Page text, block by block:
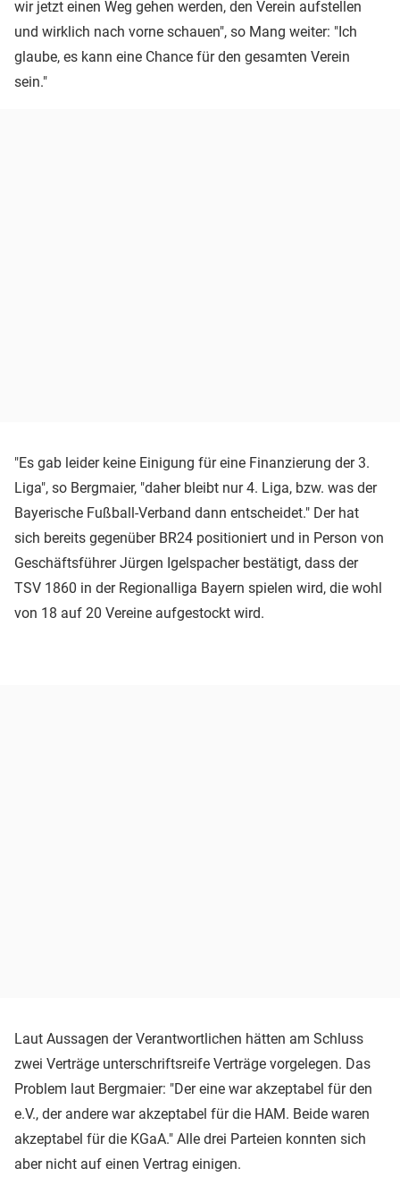
wir jetzt einen Weg gehen werden, den Verein aufstellen
und wirklich nach vorne schauen", so Mang weiter: "Ich
glaube, es kann eine Chance für den gesamten Verein
sein."
"Es gab leider keine Einigung für eine Finanzierung der 3.
Liga", so Bergmaier, "daher bleibt nur 4. Liga, bzw. was der
Bayerische Fußball-Verband dann entscheidet." Der hat
sich bereits gegenüber BR24 positioniert und in Person von
Geschäftsführer Jürgen Igelspacher bestätigt, dass der
TSV 1860 in der Regionalliga Bayern spielen wird, die wohl
von 18 auf 20 Vereine aufgestockt wird.
Laut Aussagen der Verantwortlichen hätten am Schluss
zwei Verträge unterschriftsreife Verträge vorgelegen. Das
Problem laut Bergmaier: "Der eine war akzeptabel für den
e.V., der andere war akzeptabel für die HAM. Beide waren
akzeptabel für die KGaA." Alle drei Parteien konnten sich
aber nicht auf einen Vertrag einigen.